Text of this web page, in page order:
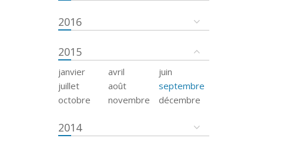
2016
2015
janvier avril
juin
juillet
août
septembre
octobre
novembre décembre
2014